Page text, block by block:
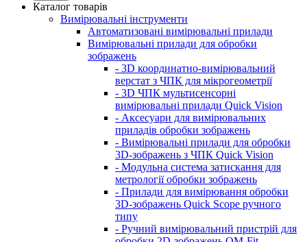
Каталог товарів
Вимірювальні інструменти
Автоматизовані вимірювальні прилади
Вимірювальні прилади для обробки
зображень
- 3D координатно-вимірювальний
верстат з ЧПК для мікрогеометрії
- 3D ЧПК мультисенсорні
вимірювальні прилади Quick Vision
- Аксесуари для вимірювальних
приладів обробки зображень
- Вимірювальні прилади для обробки
3D-зображень з ЧПК Quick Vision
- Модульна система затискання для
метрології обробки зображень
- Прилади для вимірювання обробки
3D-зображень Quick Scope ручного
типу
- Ручний вимірювальний пристрій для